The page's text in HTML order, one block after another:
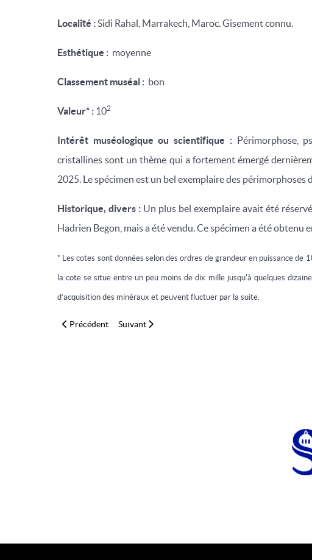
Localité :Sidi Rahal, Marrakech, Maroc. Gisement connu.
Esthétique : moyenne
Classement muséal : bon
Valeur* : 102
Intérêt muséologique ou scientifique :Périmorphose,
cristallines sont un thème qui a fortement émergé
2025. Le spécimen est un bel exemplaire des périmorphoses
Historique, divers : Un plus bel exemplaire avait été
Hadrien Begon, mais a été vendu. Ce spécimen a été obtenu
* Les cotes sont données selon des ordres de grandeur en puissance
la cote se situe entre un peu moins de dix mille jusqu'à quelques
d’acquisition des minéraux et peuvent fluctuer par la suite.
Article précédent : Geocronite - Jordanite (9x9x8cm)
Précédent Article suivant : Calcite (25x22x16cm)
Suivant